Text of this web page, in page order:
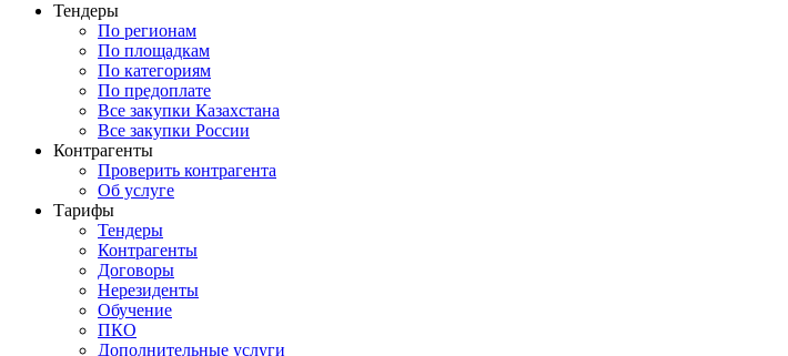
Тендеры
По регионам
По площадкам
По категориям
По предоплате
Все закупки Казахстана
Все закупки России
Контрагенты
Проверить контрагента
Об услуге
Тарифы
Тендеры
Контрагенты
Договоры
Нерезиденты
Обучение
ПКО
Дополнительные услуги